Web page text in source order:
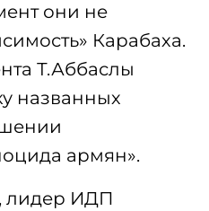
они не
Карабаха.
Т.Аббаслы
названных
армян».
лидер ИДП